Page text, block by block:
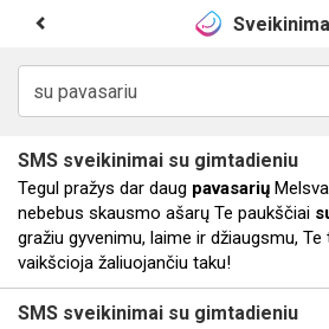
SMS sveikinimai su gimtadieniu
Tegul pražys dar daug pavasarių
nebebus skausmo ašarų Te paukščiai
gražiu gyvenimu, laime ir džiaugsmu,
vaikšcioja žaliuojančiu taku!
SMS sveikinimai su gimtadieniu